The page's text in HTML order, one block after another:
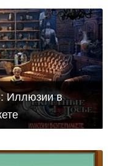
Иллюзии в